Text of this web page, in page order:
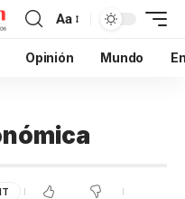
Aa
Opinión Mundo